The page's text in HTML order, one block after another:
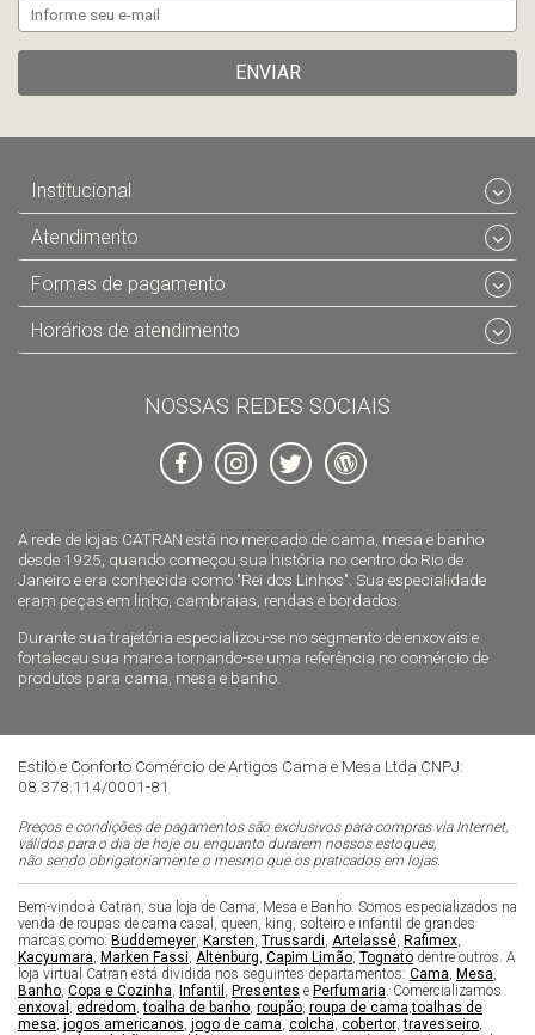
ENVIAR
A rede de lojas CATRAN está no mercado de cama, mesa e banho
desde 1925, quando começou sua história no centro do Rio de
Janeiro e era conhecida como "Rei dos Linhos". Sua especialidade
eram peças em linho, cambraias, rendas e bordados.
Durante sua trajetória especializou-se no segmento de enxovais e
fortaleceu sua marca tornando-se uma referência no comércio de
produtos para cama, mesa e banho.
Institucional
Atendimento
Formas de pagamento
Horários de atendimento
NOSSAS REDES SOCIAIS
Estilo e Conforto Comércio de Artigos Cama e Mesa Ltda CNPJ:
08.378.114/0001-81
Preços e condições de pagamentos são exclusivos para compras via Internet,
válidos para o dia de hoje ou enquanto durarem nossos estoques,
não sendo obrigatoriamente o mesmo que os praticados em lojas.
Bem-vindo à Catran, sua loja de Cama, Mesa e Banho. Somos especializados na
venda de roupas de cama casal, queen, king, solteiro e infantil de grandes
marcas como: Buddemeyer Karsten Trussardi Artelassê Rafimex
Kacyumara Marken Fassi Altenburg Capim Limão Tognato dentre outros. A
loja virtual Catran está dividida nos seguintes departamentos: Cama Mesa
Banho Copa e Cozinha Infantil Presentes e Perfumaria . Comercializamos
enxoval
edredom ,toalha de banho roupão roupa de cama ,toalhas de
mesa jogos americanos jogo de cama colcha cobertor ,travesseiro